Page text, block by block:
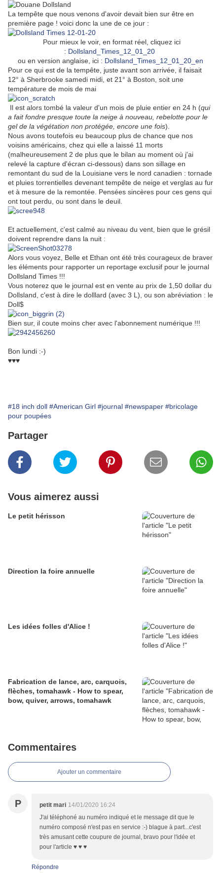
La tempête que nous venons d'avoir devait bien sur être en
première page ! voici donc la une de ce jour :
Pour mieux le voir, en format réel, cliquez ici
: Dollsland_Times_12_01_20
ou en version anglaise, ici : Dollsland_Times_12_01_20_en
Pour ce qui est de la tempête, juste avant son arrivée, il faisait
12° à Sherbrooke samedi midi, et 21° à Boston, soit une
température de mois de mai
Il est alors tombé la valeur d'un mois de pluie entier en 24 h (qui
a fait fondre presque toute la neige à nouveau, rebelotte pour le
gel de la végétation non protégée, encore une fois).
Nous avons toutefois eu beaucoup plus de chance que nos
voisins américains, chez qui elle a laissé 11 morts
(malheureusement 2 de plus que le bilan au moment où j'ai
relevé la capture d'écran ci-dessous) dans son sillage en
remontant du sud de la Louisiane vers le nord canadien : tornade
et pluies torrentielles devenant tempête de neige et verglas au fur
et à mesure de la remontée. Pensées sincères pour ces gens qui
ont tout perdu, ou sont dans le deuil.
Et actuellement, c'est calmé au niveau du vent, bien que le grésil
doivent reprendre dans la nuit :
Alors vous voyez, Belle et Ethan ont été très courageux de braver
les éléments pour rapporter un reportage exclusif pour le journal
Dollsland Times !!!
Vous noterez que le journal est en vente au prix de 1,50 dollar du
Dollsland, c'est à dire le dolllard (avec 3 L), ou son abréviation : le
Doll$
Bien sur, il coute moins cher avec l'abonnement numérique !!!
Bon lundi :-)
♥♥♥
#18 inch doll #American Girl #journal #newspaper #bricolage
pour poupées
Partager
Vous aimerez aussi
Le petit hérisson
Direction la foire annuelle
Les idées folles d'Alice !
Fabrication de lance, arc, carquois,
flèches, tomahawk - How to spear,
bow, quiver, arrows, tomahawk
Commentaires
Ajouter un commentaire
P petit mari 14/01/2020 16:24
J'ai téléphoné au numéro indiqué et le message dit que le
numéro composé n'est pas en service :-) blague à part...c'est
très amusant cette coupure de journal, bravo pour l'idée et
pour l'article ♥ ♥ ♥
Répondre